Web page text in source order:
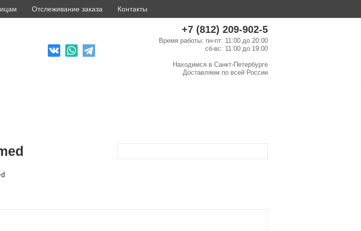
Отслеживание заказа Контакты
+7 (812) 209-902-5
Время работы: пн-пт: 11:00 до 20:00
сб-вс: 11:00 до 19:00
Находимся в Санкт-Петербурге
Доставляем по всей России